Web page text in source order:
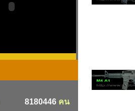
8180446 คน